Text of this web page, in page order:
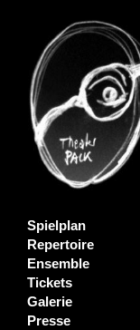
Spielplan
Repertoire
Ensemble
Tickets
Galerie
Presse